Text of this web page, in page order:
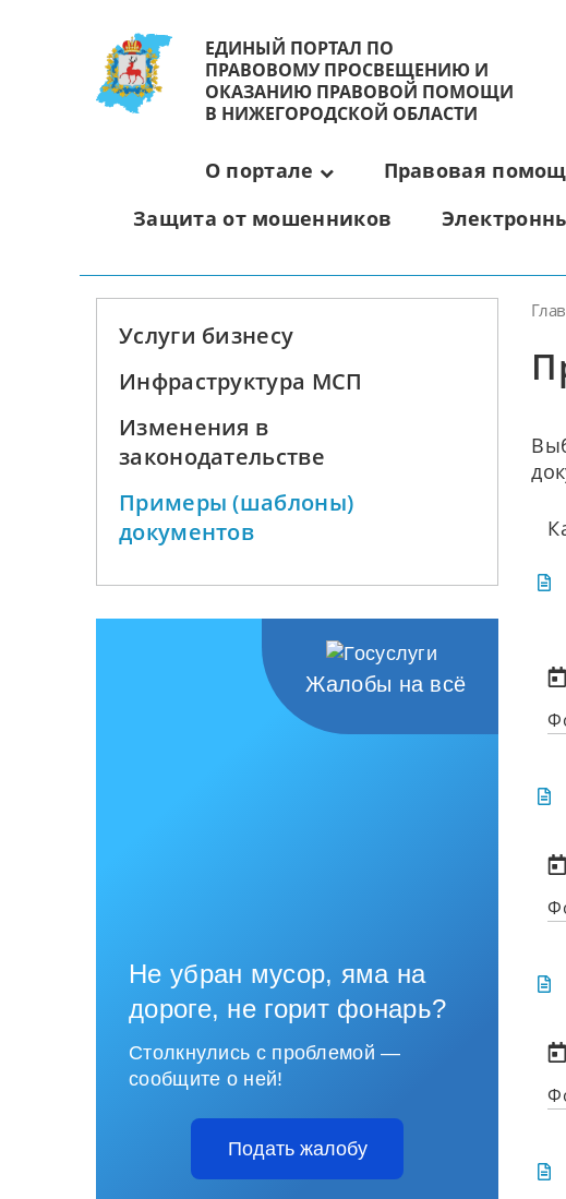
ЕДИНЫЙ ПОРТАЛ ПО
ПРАВОВОМУ ПРОСВЕЩЕНИЮ И
ОКАЗАНИЮ ПРАВОВОЙ ПОМОЩИ
В НИЖЕГОРОДСКОЙ ОБЛАСТИ
О портале Правовая
Защита от мошенников
Услуги бизнесу
Инфраструктура МСП
Изменения в
законодательстве
Примеры (шаблоны)
документов
Жалобы на всё
Не убран мусор, яма на
дороге, не горит фонарь?
Столкнулись с проблемой —
сообщите о ней!
Подать жалобу